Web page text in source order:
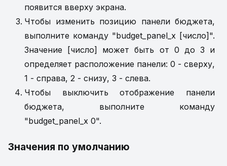
появится вверху экрана.
Чтобы изменить позицию панели бюджета,
выполните команду "budget_panel_x [число]".
Значение [число] может быть от 0 до 3 и
определяет расположение панели: 0 - сверху,
1 - справа, 2 - снизу, 3 - слева.
Чтобы выключить отображение панели
бюджета, выполните команду
"budget_panel_x 0".
Значения по умолчанию